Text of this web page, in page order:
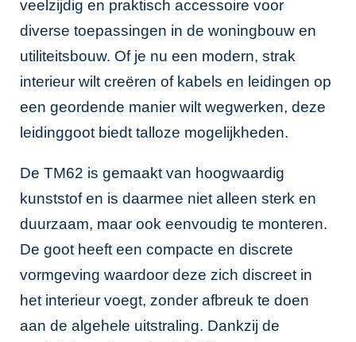
veelzijdig en praktisch accessoire voor
diverse toepassingen in de woningbouw en
utiliteitsbouw. Of je nu een modern, strak
interieur wilt creëren of kabels en leidingen op
een geordende manier wilt wegwerken, deze
leidinggoot biedt talloze mogelijkheden.
De TM62 is gemaakt van hoogwaardig
kunststof en is daarmee niet alleen sterk en
duurzaam, maar ook eenvoudig te monteren.
De goot heeft een compacte en discrete
vormgeving waardoor deze zich discreet in
het interieur voegt, zonder afbreuk te doen
aan de algehele uitstraling. Dankzij de